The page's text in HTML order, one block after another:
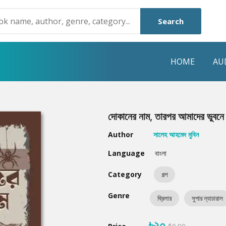
Search
HOME
Humayun Ahmed
Mouri Morium
Hot & New
দোকানের নাম, তারপর আমাদের
Author
সালেহ আহমেদ মুবিন
Language
বাংলা
Category গল্প
Genre থ্রিলার সুপার ন্যাচারাল